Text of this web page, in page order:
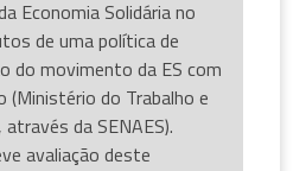
Economia Solidária no
de uma política de
do movimento da ES com
(Ministério do Trabalho e
da SENAES).
avaliação deste